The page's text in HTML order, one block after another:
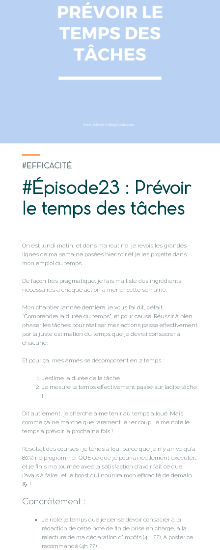
#EFFICACITÉ
#Épisode23 : Prévoir
le temps des tâches
On est lundi matin, et dans ma routine, je revois les grandes
lignes de ma semaine posées hier soir et je les projette dans
mon emploi du temps.
De façon très pragmatique, je fais ma liste des ingrédients
nécessaires à chaque action à mener cette semaine.
Mon chantier l’année dernière, je vous l’ai dit, c’était
“Comprendre la durée du temps”, et pour cause. Réussir à bien
phaser les tâches pour réaliser mes actions passe effectivement
par la juste estimation du temps que je devrai consacrer à
chacune.
Et pour ça, mes armes se décomposent en 2 temps :
J’estime la durée de la tâche
Je mesure le temps effectivement passé sur ladite tâche
!!
Dit autrement, je cherche à me tenir au temps alloué. Mais
comme ça ne marche que rarement le 1er coup, je me note le
temps à prévoir la prochaine fois !
Résultat des courses : je tends à (oui parce que je n’y arrive qu’à
80%) ne programmer QUE ce que je pourrai réellement exécuter…
et je finis ma journée avec la satisfaction d’avoir fait ce que
j’avais à faire… et le boost qui nourrira mon efficacité de demain
💪 !
Concrètement :
Je note le temps que je pense devoir consacrer à la
rédaction de cette note de fin de prise en charge, à la
relecture de ma déclaration d’impôts (4H ??), à poster ce
recommandé (4h ??)